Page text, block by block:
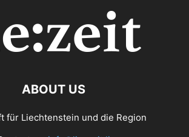
ABOUT US
für Liechtenstein und die Region